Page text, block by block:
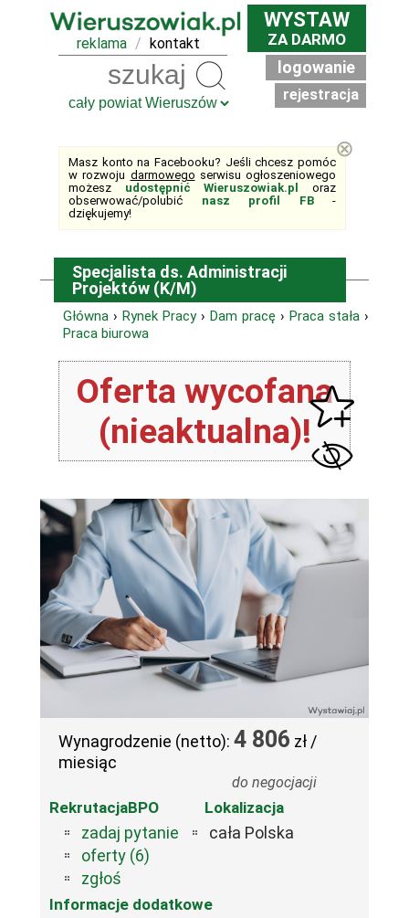
reklama / kontakt
WYSTAW
ZA DARMO
logowanie
rejestracja
Masz konto na Facebooku? Jeśli chcesz pomóc
w rozwoju darmowego serwisu ogłoszeniowego
możesz udostępnić Wieruszowiak.pl
oraz
obserwować/polubić nasz profil FB-
dziękujemy!
⊗
Specjalista ds. Administracji
Projektów (K/M)
Główna › Rynek Pracy› Dam pracę › Praca stała ›
Praca biurowa
Oferta wycofana
(nieaktualna)!
Wynagrodzenie (netto): 4 806 zł /
miesiąc
do negocjacji
RekrutacjaBPO
zadaj pytanie
oferty (6)
zgłoś
Lokalizacja
cała Polska
Informacje dodatkowe